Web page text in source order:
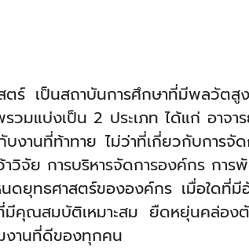
ตร์ เป็นสถาบันการศึกษาที่มีพลวัต
มแบ่งเป็น 2 ประเภท ได้แก่ อาจา
านที่ท้าทาย ไม่ว่าที่เกี่ยวกับการจั
วิจัย การบริหารจัดการองค์กร กา
ดยุทธศาสตร์ขององค์กร เมื่อใดที่มี
มีคุณสมบัติเหมาะสม ยืดหยุ่นคล่อง
งานที่ดีของทุกคน